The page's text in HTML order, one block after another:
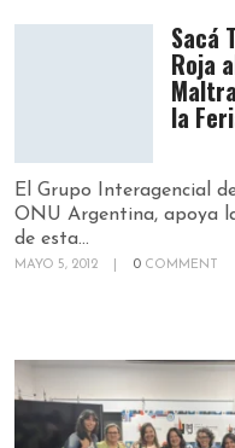
Sacá
Roja
la
El Grupo Interagencial
ONU Argentina, apoya
de esta...
MAYO 5, 2012 0 COMMENT